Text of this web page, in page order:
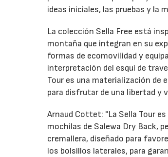
ideas iniciales, las pruebas y la
La colección Sella Free está
montaña que integran en su
formas de ecomovilidad y
interpretación del esquí de
Tour es una materialización de
para disfrutar de una libertad y
Arnaud Cottet: "La Sella Tour
mochilas de Salewa Dry Back,
cremallera, diseñado para
los bolsillos laterales, para